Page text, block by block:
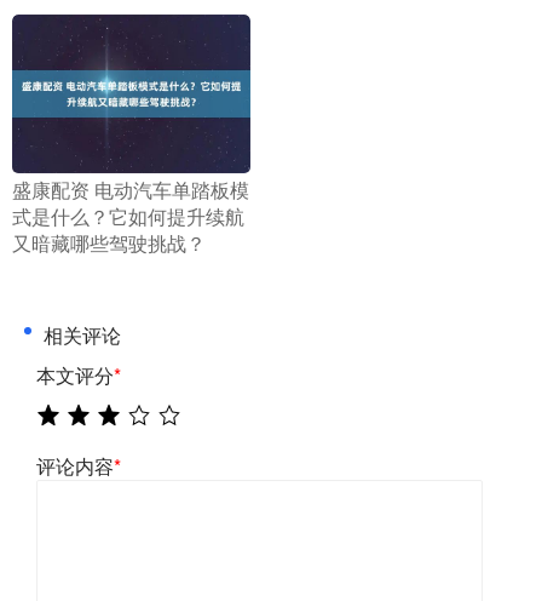
​盛康配资 电动汽车单踏板模
式是什么？它如何提升续航
又暗藏哪些驾驶挑战？
相关评论
本文评分*
评论内容*